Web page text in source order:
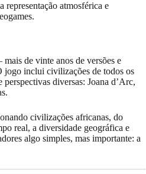
representação atmosférica e
de vinte anos de versões e
jogo inclui civilizações de todos os
diversas: Joana d’Arc,
civilizações africanas, do
real, a diversidade geográfica e
algo simples, mas importante: a